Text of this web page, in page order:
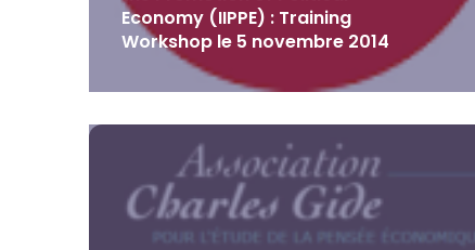
Economy (IIPPE) : Training
Workshop le 5 novembre 2014